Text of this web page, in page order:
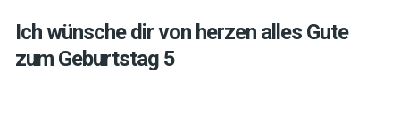
Ich wünsche dir von herzen alles Gute
zum Geburtstag 5